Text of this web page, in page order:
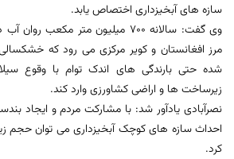
سازه های آبخیزداری اختصاص یابد.
وی گفت: سالانه 700 میلیون متر
مرز افغانستان و کویر مرکزی می رود که
شده حتی بارندگی های اندک توام با وقوع
زیرساخت ها و اراضی کشاورزی وارد کند.
نصرآبادی یادآور شد: با مشارکت مردم و ایجاد
احداث سازه های کوچک آبخیزداری می توان حجم
کرد.